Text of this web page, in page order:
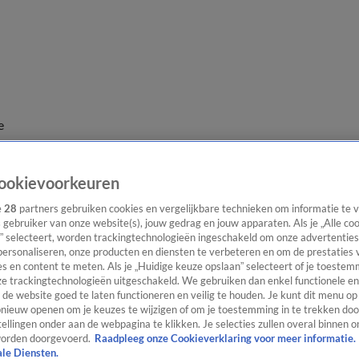
28 partners gebruiken cookies en vergelijkbare technieken om informatie te
gebruiker van onze website(s), jouw gedrag en jouw apparaten. Als je „Alle
selecteert, worden trackingtechnologieën ingeschakeld om onze
onze producten en diensten te verbeteren en om de prestaties
en content te meten. Als je „Huidige keuze opslaan” selecteert of je
trackingtechnologieën uitgeschakeld. We gebruiken dan enkel functionele
de website goed te laten functioneren en veilig te houden. Je kunt dit menu
openen om je keuzes te wijzigen of om je toestemming in te trekken
onder aan de webpagina te klikken. Je selecties zullen overal binnen
doorgevoerd. Raadpleeg onze Cookieverklaring voor meer informatie.
Diensten.